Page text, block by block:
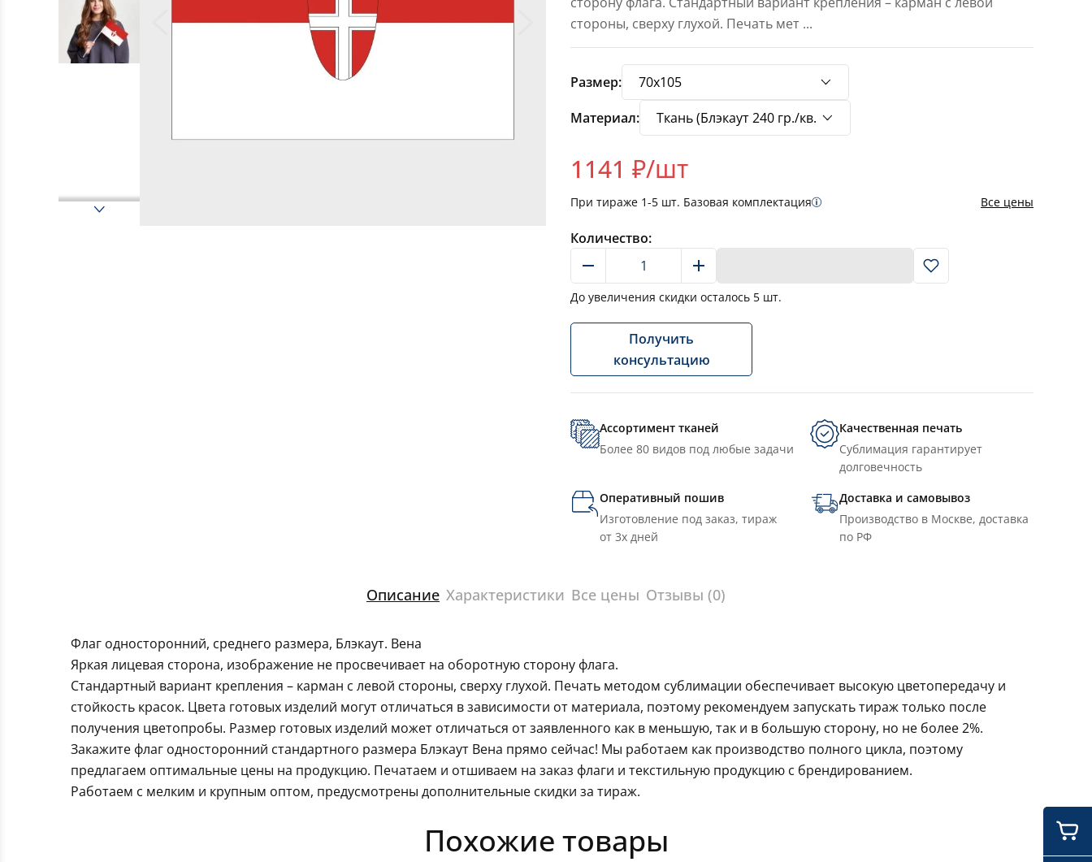
стороны, сверху глухой. Печать мет ...
Размер:
Материал:
1141 ₽/шт
При тираже 1-5 шт. Базовая комплектация Все цены
Количество:
До увеличения скидки осталось 5 шт.
Получить
консультацию
Ассортимент тканей
Более 80 видов под любые задачи
Качественная печать
Сублимация гарантирует
долговечность
Оперативный пошив
Изготовление под заказ, тираж
от 3х дней
Доставка и самовывоз
Производство в Москве, доставка
по РФ
Описание Характеристики Все цены Отзывы (0)
Флаг односторонний, среднего размера, Блэкаут. Вена
Яркая лицевая сторона, изображение не просвечивает на оборотную сторону флага.
Стандартный вариант крепления – карман с левой стороны, сверху глухой. Печать методом сублимации обеспечивает высокую цветопередачу и
стойкость красок. Цвета готовых изделий могут отличаться в зависимости от материала, поэтому рекомендуем запускать тираж только после
получения цветопробы. Размер готовых изделий может отличаться от заявленного как в меньшую, так и в большую сторону, но не более 2%.
Закажите флаг односторонний стандартного размера Блэкаут Вена прямо сейчас! Мы работаем как производство полного цикла, поэтому
предлагаем оптимальные цены на продукцию. Печатаем и отшиваем на заказ флаги и текстильную продукцию с брендированием.
Работаем с мелким и крупным оптом, предусмотрены дополнительные скидки за тираж.
Похожие товары